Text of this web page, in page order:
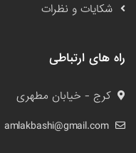
شکایات و نظرات
راه های ارتباطی
کرج - خیابان مطهری
amlakbashi@gmail.com